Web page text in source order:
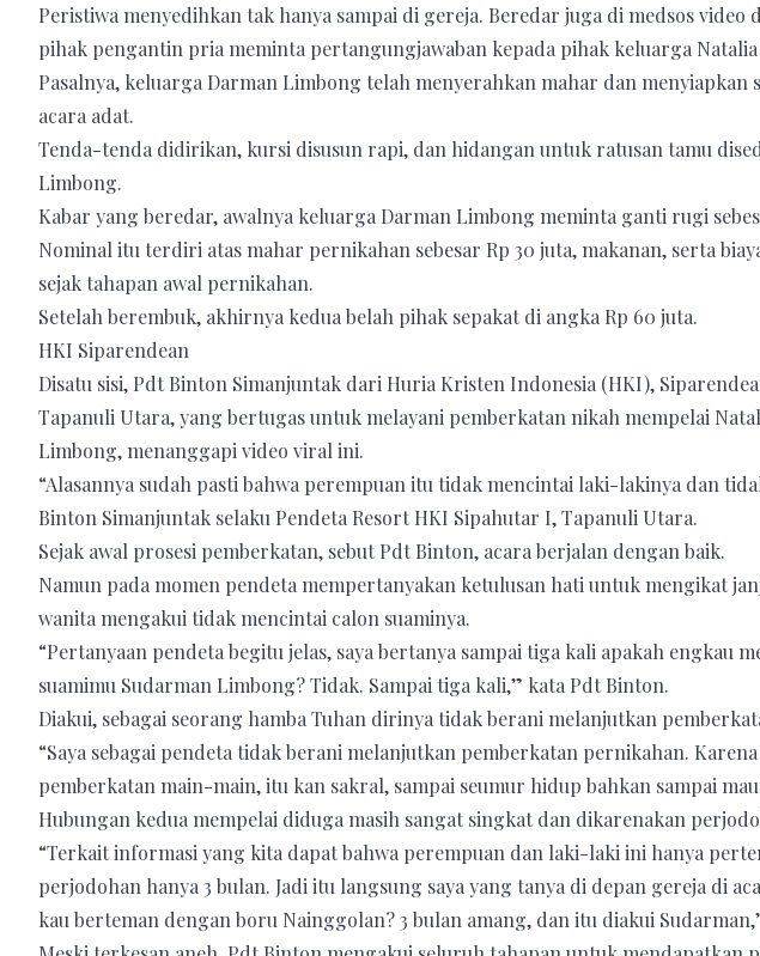
Peristiwa menyedihkan tak hanya sampai di gereja. Beredar juga di medsos
pihak pengantin pria meminta pertangungjawaban kepada pihak keluarga
Pasalnya, keluarga Darman Limbong telah menyerahkan mahar dan menyiapkan
acara adat.
Tenda-tenda didirikan, kursi disusun rapi, dan hidangan untuk ratusan tamu
Limbong.
Kabar yang beredar, awalnya keluarga Darman Limbong meminta ganti rugi
Nominal itu terdiri atas mahar pernikahan sebesar Rp 30 juta, makanan, serta
sejak tahapan awal pernikahan.
Setelah berembuk, akhirnya kedua belah pihak sepakat di angka Rp 60 juta.
HKI Siparendean
Disatu sisi, Pdt Binton Simanjuntak dari Huria Kristen Indonesia (HKI),
Tapanuli Utara, yang bertugas untuk melayani pemberkatan nikah mempelai
Limbong, menanggapi video viral ini.
“Alasannya sudah pasti bahwa perempuan itu tidak mencintai laki-lakinya dan
Binton Simanjuntak selaku Pendeta Resort HKI Sipahutar I, Tapanuli Utara.
Sejak awal prosesi pemberkatan, sebut Pdt Binton, acara berjalan dengan baik.
Namun pada momen pendeta mempertanyakan ketulusan hati untuk mengikat
wanita mengakui tidak mencintai calon suaminya.
“Pertanyaan pendeta begitu jelas, saya bertanya sampai tiga kali apakah engkau
suamimu Sudarman Limbong? Tidak. Sampai tiga kali,” kata Pdt Binton.
Diakui, sebagai seorang hamba Tuhan dirinya tidak berani melanjutkan
“Saya sebagai pendeta tidak berani melanjutkan pemberkatan pernikahan.
pemberkatan main-main, itu kan sakral, sampai seumur hidup bahkan sampai
Hubungan kedua mempelai diduga masih sangat singkat dan dikarenakan
“Terkait informasi yang kita dapat bahwa perempuan dan laki-laki ini hanya
perjodohan hanya 3 bulan. Jadi itu langsung saya yang tanya di depan gereja di
kau berteman dengan boru Nainggolan? 3 bulan amang, dan itu diakui